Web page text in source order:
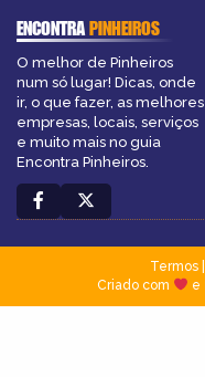
ENCONTRAPINHEIROS
O melhor de Pinheiros
num só lugar! Dicas, onde
ir, o que fazer, as melhores
empresas, locais, serviços
e muito mais no guia
Encontra Pinheiros.
Termos|
Criado com
e